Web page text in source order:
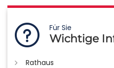
Für Sie
Wichtige
Rathaus